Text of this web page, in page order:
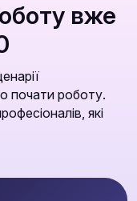
вже
почати роботу.
які